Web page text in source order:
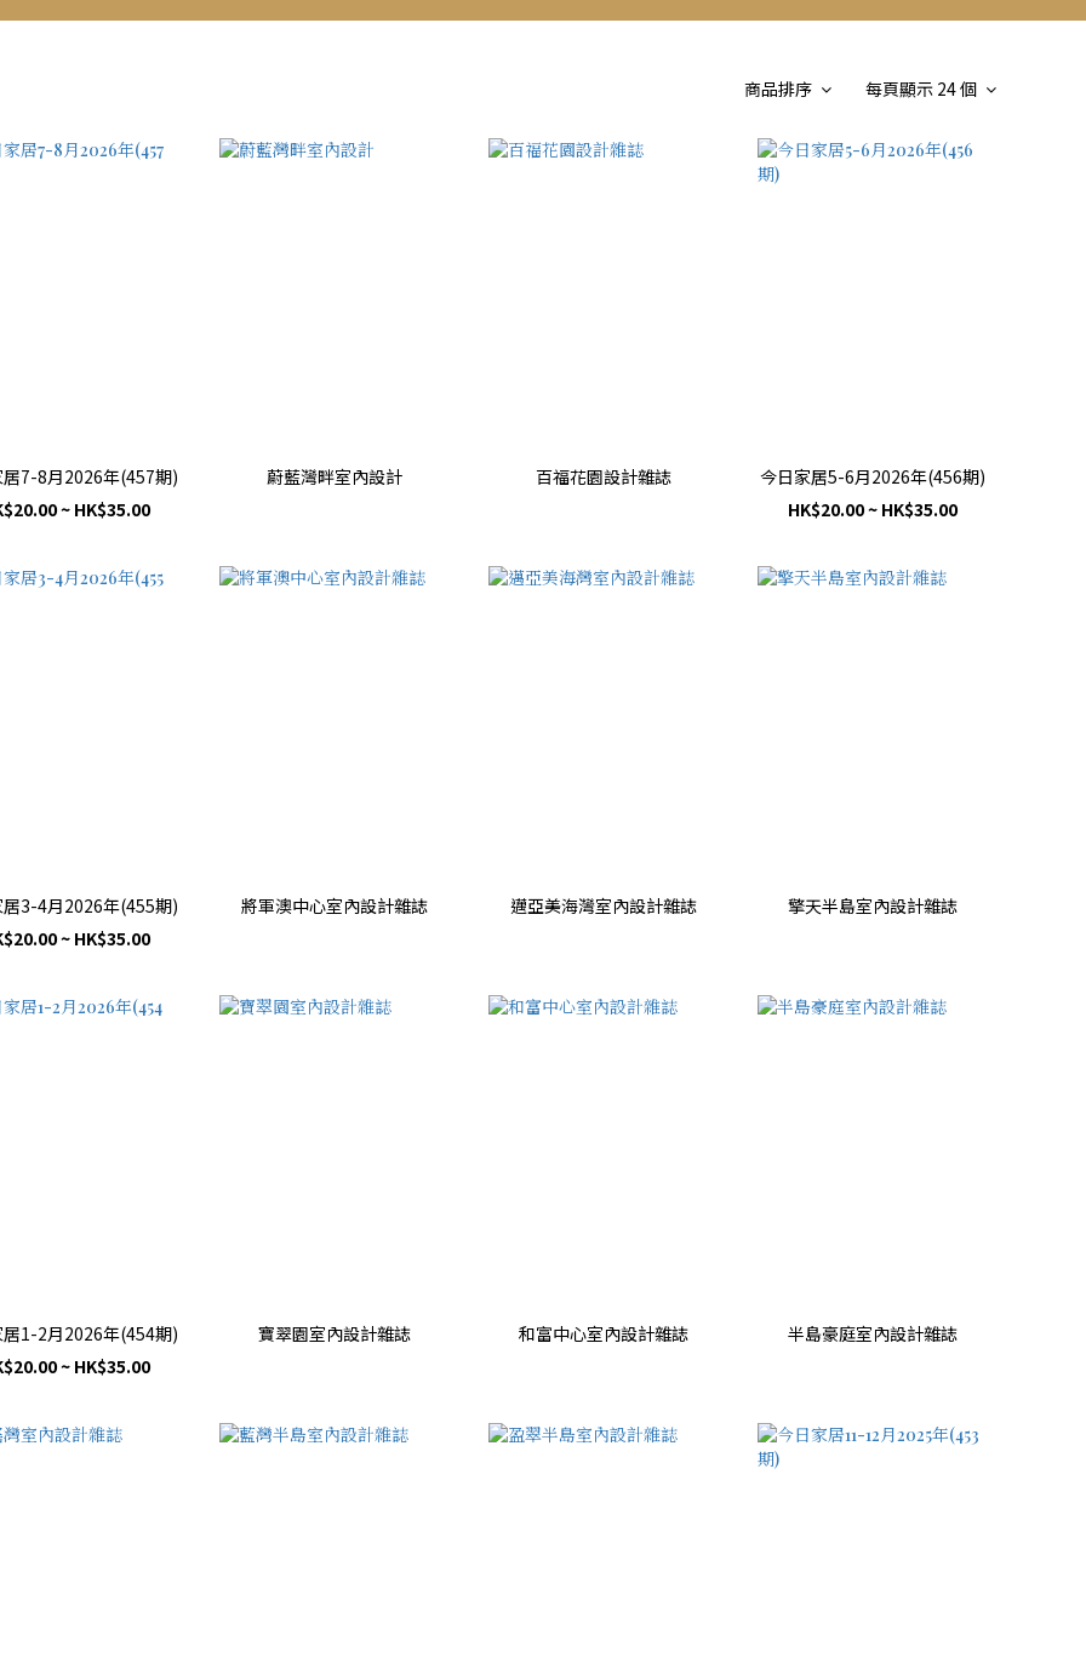
商品排序 每頁顯示 24 個
7-8月2026年(457期)
~ HK$35.00
蔚藍灣畔室內設計 百福花園設計雜誌
今日家居5-6月2026年(456期)
HK$20.00 ~ HK$35.00
3-4月2026年(455期)
~ HK$35.00
將軍澳中心室內設計雜誌 邁亞美海灣室內設計雜誌 擎天半島室內設計雜誌
1-2月2026年(454期)
~ HK$35.00
寶翠園室內設計雜誌 和富中心室內設計雜誌 半島豪庭室內設計雜誌